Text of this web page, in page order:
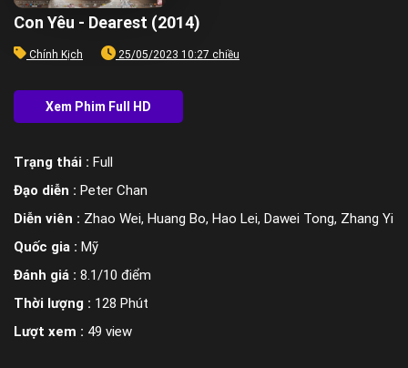
Con Yêu - Dearest (2014)
Chính Kịch 25/05/2023 10:27 chiều
Trạng thái : Full
Đạo diễn : Peter Chan
Diễn viên : Zhao Wei, Huang Bo, Hao Lei, Dawei Tong, Zhang Yi
Quốc gia : Mỹ
Đánh giá : 8.1/10 điểm
Thời lượng : 128 Phút
Lượt xem : 49 view